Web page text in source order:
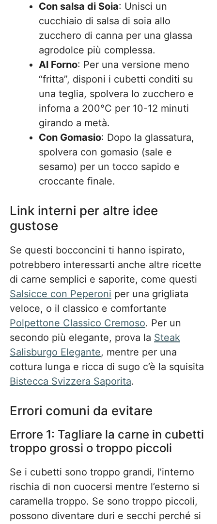
Con salsa di Soia: Unisci un
cucchiaio di salsa di soia allo
zucchero di canna per una glassa
agrodolce più complessa.
Al Forno: Per una versione meno
“fritta”, disponi i cubetti conditi su
una teglia, spolvera lo zucchero e
inforna a 200°C per 10-12 minuti
girando a metà.
Con Gomasio: Dopo la glassatura,
spolvera con gomasio (sale e
sesamo) per un tocco sapido e
croccante finale.
Link interni per altre idee
gustose
Se questi bocconcini ti hanno ispirato,
potrebbero interessarti anche altre ricette
di carne semplici e saporite, come questi
Salsicce con Peperoni per una grigliata
veloce, o il classico e comfortante
Polpettone Classico Cremoso. Per un
secondo più elegante, prova la Steak
Salisburgo Elegante, mentre per una
cottura lunga e ricca di sugo c’è la squisita
Bistecca Svizzera Saporita.
Errori comuni da evitare
Errore 1: Tagliare la carne in cubetti
troppo grossi o troppo piccoli
Se i cubetti sono troppo grandi, l’interno
rischia di non cuocersi mentre l’esterno si
caramella troppo. Se sono troppo piccoli,
possono diventare duri e secchi perché si